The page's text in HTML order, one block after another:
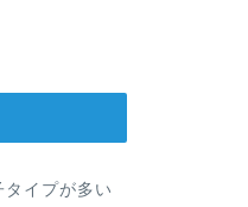
イプが多い